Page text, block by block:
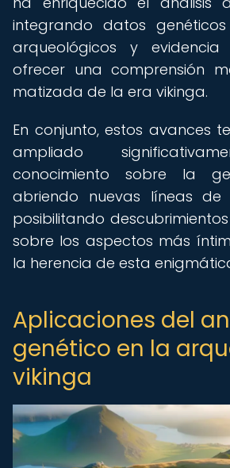
integrando datos
arqueológicos y
ofrecer una comprensión
matizada de la era vikinga.
En conjunto, estos avances
ampliado
conocimiento sobre la
abriendo nuevas líneas de
posibilitando
sobre los aspectos más
la herencia de esta
Aplicaciones del
genético en la
vikinga